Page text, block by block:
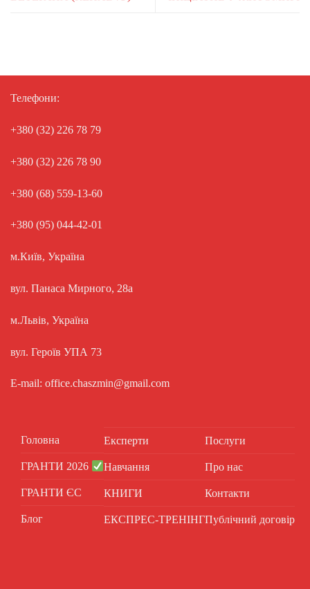
Телефони:
+380 (32) 226 78 79
+380 (32) 226 78 90
+380 (68) 559-13-60
+380 (95) 044-42-01
м.Київ, Україна
вул. Панаса Мирного, 28а
м.Львів, Україна
вул. Героїв УПА 73
E-mail: office.chaszmin@gmail.com
Головна
ГРАНТИ 2026
ГРАНТИ ЄС
Блог
Експерти
Навчання
КНИГИ
ЕКСПРЕС-ТРЕНІНГ
Послуги
Про нас
Контакти
Публічний договір